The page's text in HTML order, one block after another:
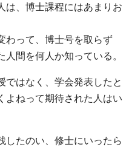
は、博士課程にはあまりお
わって、博士号を取らず
間を何人か知っている。
ではなく、学会発表したと
よねって期待された人はい
したのい、修士にいったら